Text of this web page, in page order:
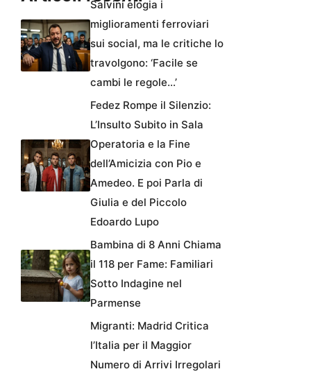
Salvini elogia i
miglioramenti ferroviari
sui social, ma le critiche lo
travolgono: ‘Facile se
cambi le regole…’
Fedez Rompe il Silenzio:
L’Insulto Subito in Sala
Operatoria e la Fine
dell’Amicizia con Pio e
Amedeo. E poi Parla di
Giulia e del Piccolo
Edoardo Lupo
Bambina di 8 Anni Chiama
il 118 per Fame: Familiari
Sotto Indagine nel
Parmense
Migranti: Madrid Critica
l’Italia per il Maggior
Numero di Arrivi Irregolari